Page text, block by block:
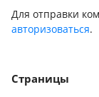
Для отправки
авторизоваться.
Страницы